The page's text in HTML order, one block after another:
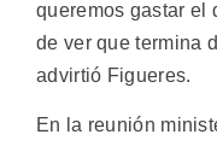
queremos gastar el
de ver que termina
advirtió Figueres.
En la reunión